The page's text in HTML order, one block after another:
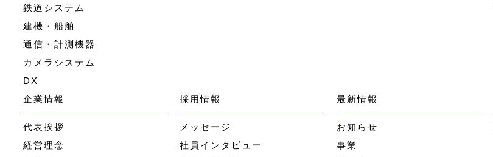
鉄道システム
建機・船舶
通信・計測機器
カメラシステム
DX
企業情報
代表挨拶
経営理念
採用情報
メッセージ
社員インタビュー
最新情報
お知らせ
事業